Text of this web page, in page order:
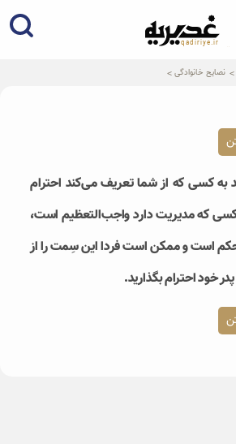
qadiriye.ir
نشریه ی غدیریه-بیانات استاد
نصایح خانوادگی
به کسی‌ که از شما تعریف می‌کند احترام
کسی که مدیریت دارد واجب‌التعظیم است،
است و ممکن است فردا این سِمت را از
خود احترام بگذارید.